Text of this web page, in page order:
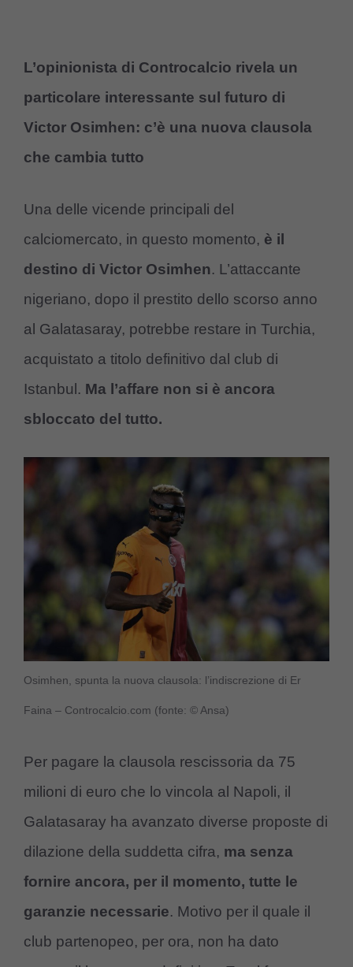
L’opinionista di Controcalcio rivela un
particolare interessante sul futuro di
Victor Osimhen: c’è una nuova clausola
che cambia tutto
Una delle vicende principali del
calciomercato, in questo momento, è il
destino di Victor Osimhen. L’attaccante
nigeriano, dopo il prestito dello scorso anno
al Galatasaray, potrebbe restare in Turchia,
acquistato a titolo definitivo dal club di
Istanbul. Ma l’affare non si è ancora
sbloccato del tutto.
Osimhen, spunta la nuova clausola: l’indiscrezione di Er
Faina – Controcalcio.com (fonte: © Ansa)
Per pagare la clausola rescissoria da 75
milioni di euro che lo vincola al Napoli, il
Galatasaray ha avanzato diverse proposte di
dilazione della suddetta cifra, ma senza
fornire ancora, per il momento, tutte le
garanzie necessarie. Motivo per il quale il
club partenopeo, per ora, non ha dato